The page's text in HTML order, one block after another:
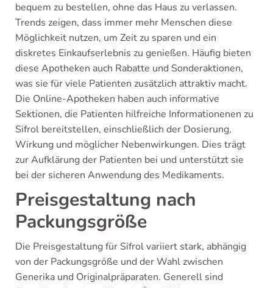
bequem zu bestellen, ohne das Haus zu verlassen.
Trends zeigen, dass immer mehr Menschen diese
Möglichkeit nutzen, um Zeit zu sparen und ein
diskretes Einkaufserlebnis zu genießen. Häufig bieten
diese Apotheken auch Rabatte und Sonderaktionen,
was sie für viele Patienten zusätzlich attraktiv macht.
Die Online-Apotheken haben auch informative
Sektionen, die Patienten hilfreiche Informationenen zu
Sifrol bereitstellen, einschließlich der Dosierung,
Wirkung und möglicher Nebenwirkungen. Dies trägt
zur Aufklärung der Patienten bei und unterstützt sie
bei der sicheren Anwendung des Medikaments.
Preisgestaltung nach
Packungsgröße
Die Preisgestaltung für Sifrol variiert stark, abhängig
von der Packungsgröße und der Wahl zwischen
Generika und Originalpräparaten. Generell sind